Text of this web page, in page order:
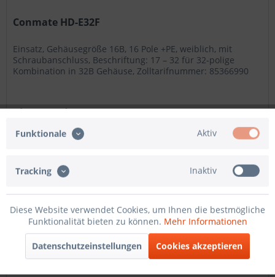
Conmate HD-E32F
Einsatz, Gehäusegröße 16B, 16 Pole +PE, weiblich, mit
Schraubanschluss, Beschriftung: 17 – 32 für 32-polige
Kombination in 32B Gehäuse, Zolltarifnummer: 85366990
ab 9,07 € *
Funktionale Aktiv
Tracking Inaktiv
Diese Website verwendet Cookies, um Ihnen die bestmögliche
Funktionalität bieten zu können. Mehr Informationen
Datenschutzeinstellungen Cookies akzeptieren